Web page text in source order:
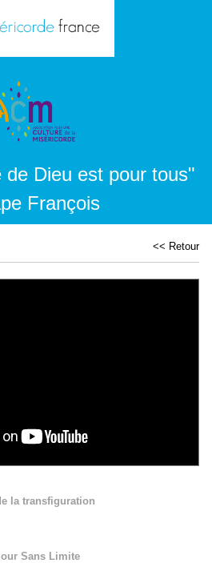
de Dieu est pour tous"
François
<< Retour
la transfiguration
Sans Limite